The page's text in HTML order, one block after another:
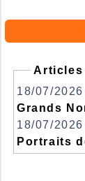
Articles
18/07/2026
Grands
18/07/2026
Portraits